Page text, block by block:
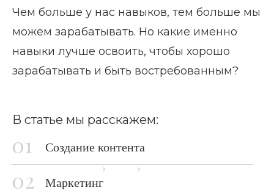
Чем больше у нас навыков, тем больше мы
можем зарабатывать. Но какие именно
навыки лучше освоить, чтобы хорошо
зарабатывать и быть востребованным?
В статье мы расскажем:
Создание контента
Маркетинг